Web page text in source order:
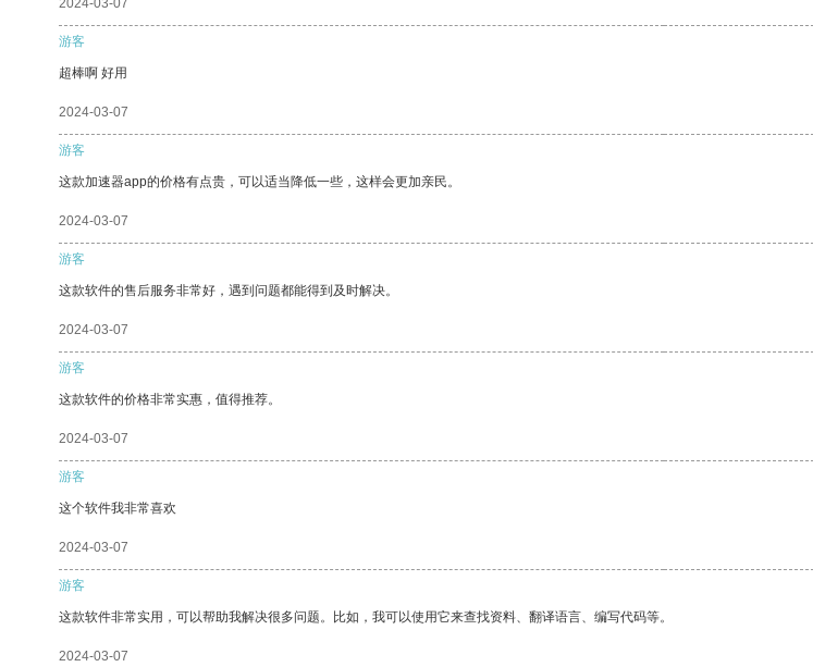
2024-03-07
游客
超棒啊 好用
2024-03-07
游客
这款加速器app的价格有点贵，可以适当降低一些，这样会更加亲民。
2024-03-07
游客
这款软件的售后服务非常好，遇到问题都能得到及时解决。
2024-03-07
游客
这款软件的价格非常实惠，值得推荐。
2024-03-07
游客
这个软件我非常喜欢
2024-03-07
游客
这款软件非常实用，可以帮助我解决很多问题。比如，我可以使用它来查找资料、翻译语言、编写代码等。
2024-03-07